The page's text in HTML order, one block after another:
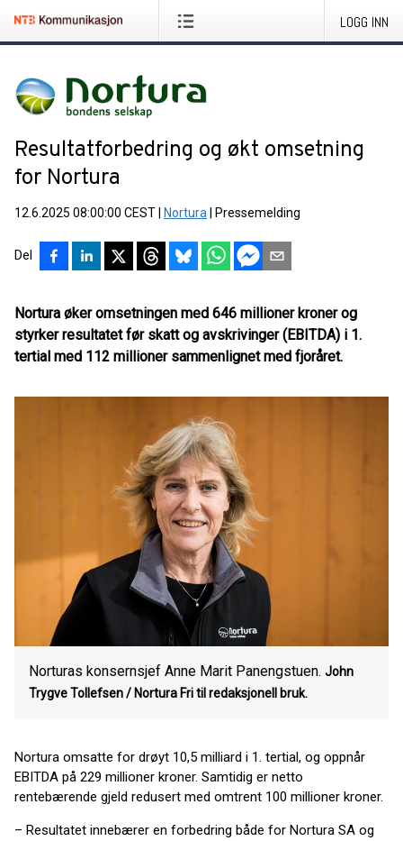
LOGG INN
Resultatforbedring og økt omsetning
for Nortura
12.6.2025 08:00:00 CEST Nortura Pressemelding
Del
Nortura øker omsetningen med 646 millioner kroner og
styrker resultatet før skatt og avskrivinger (EBITDA) i 1.
tertial med 112 millioner sammenlignet med fjoråret.
Norturas konsernsjef Anne Marit Panengstuen. John
Trygve Tollefsen / Nortura Fri til redaksjonell bruk.
Nortura omsatte for drøyt 10,5 milliard i 1. tertial, og oppnår
EBITDA på 229 millioner kroner. Samtidig er netto
rentebærende gjeld redusert med omtrent 100 millioner kroner.
– Resultatet innebærer en forbedring både for Nortura SA og